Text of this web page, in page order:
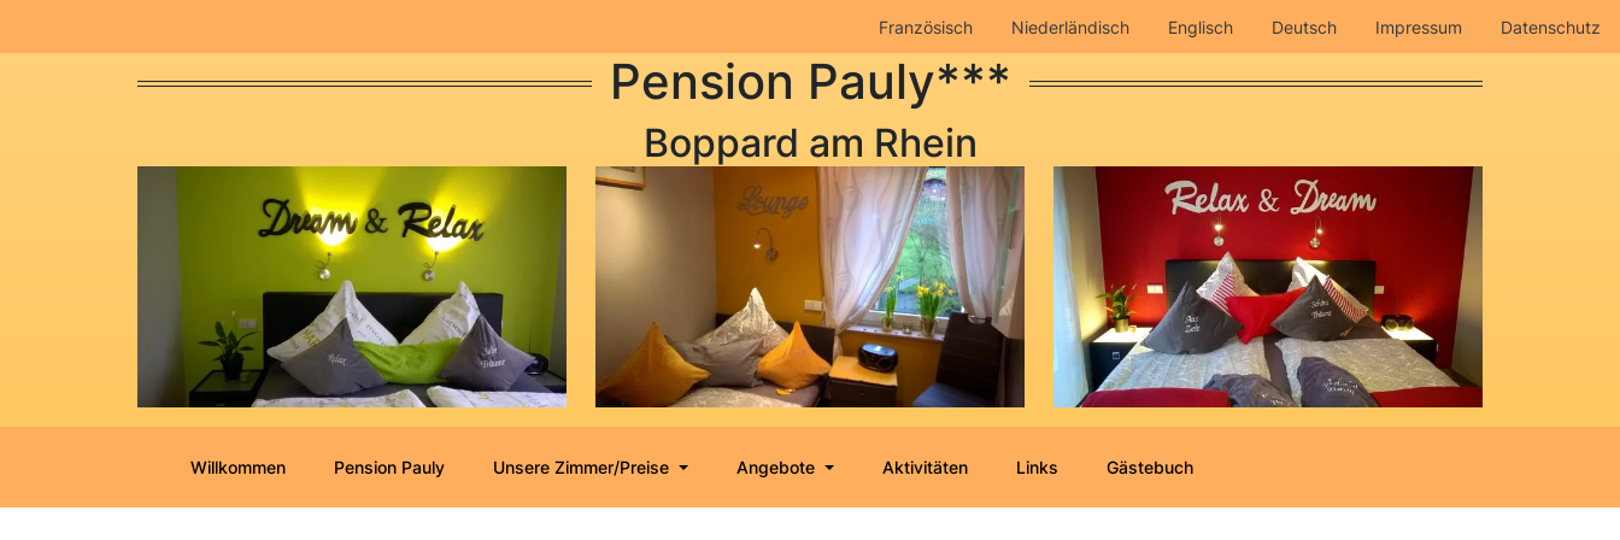
Französisch Niederländisch Englisch Deutsch Impressum Datenschutz
Pension Pauly***
Boppard am Rhein
Willkommen Pension Pauly Unsere Zimmer/Preise Angebote Aktivitäten Links Gästebuch